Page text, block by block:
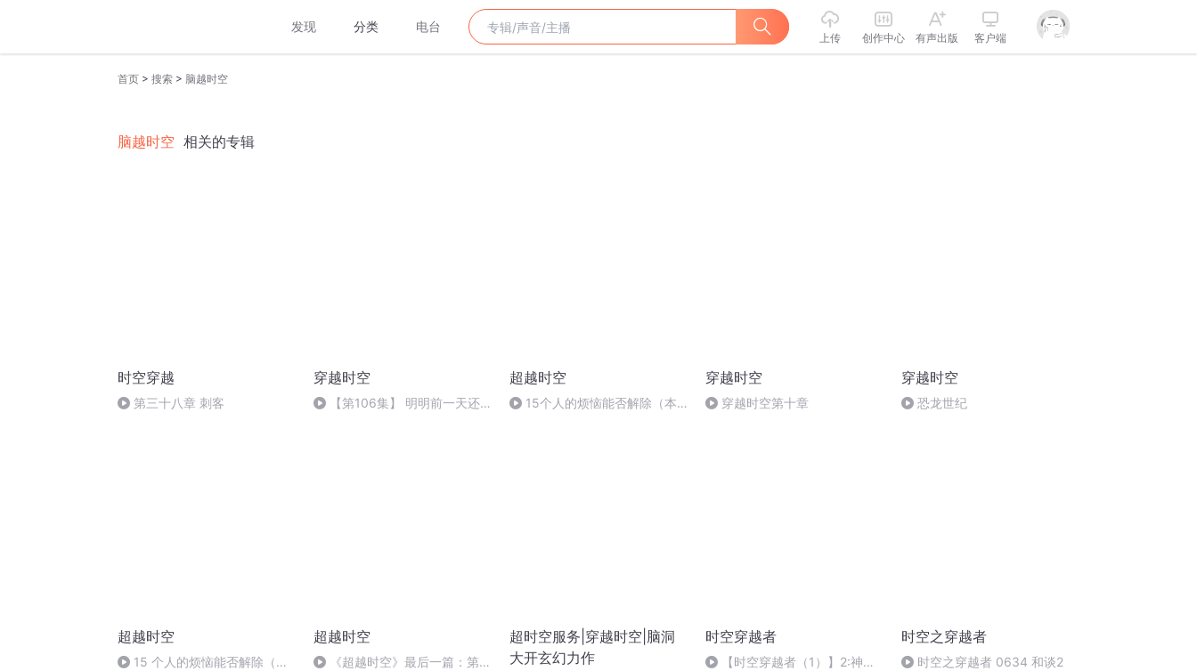
发现 分类 电台
上传 创作中心 有声出版 客户端
首页 > 搜索 > 脑越时空
脑越时空 相关的专辑
时空穿越
第三十八章 刺客
穿越时空
【第106集】 明明前一天还
超越时空
15个人的烦恼能否解除（本
穿越时空
穿越时空第十章
穿越时空
恐龙世纪
超越时空
15 个人的烦恼能否解除（全
超越时空
《超越时空》最后一篇：第十
超时空服务|穿越时空|脑洞
大开玄幻力作
时空穿越者
【时空穿越者（1）】2:神秘
时空之穿越者
时空之穿越者 0634 和谈2